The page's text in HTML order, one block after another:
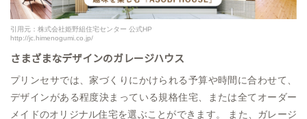
引用元：株式会社姫野組住宅センター 公式HP
http://jc.himenogumi.co.jp/
さまざまなデザインのガレージハウス
プリンセサでは、家づくりにかけられる予算や時間に合わせて、
デザインがある程度決まっている規格住宅、または全てオーダー
メイドのオリジナル住宅を選ぶことができます。 また、ガレージ